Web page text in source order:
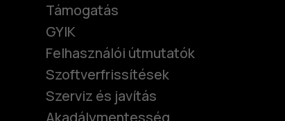
Támogatás
GYIK
Felhasználói útmutatók
Szoftverfrissítések
Szerviz és javítás